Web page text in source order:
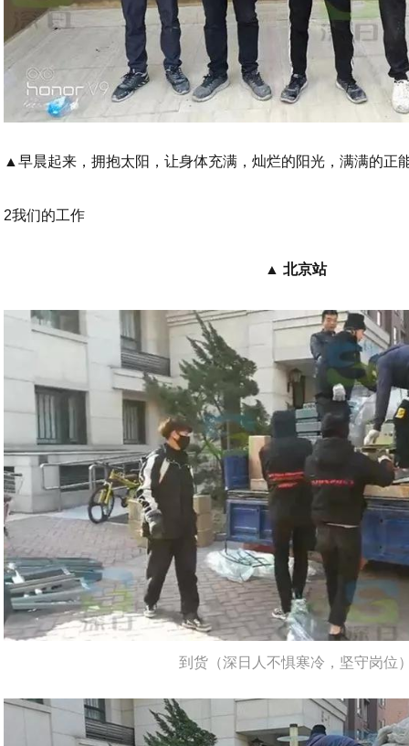
▲早晨起来，拥抱太阳，让身体充满，灿烂的阳光，满满的正
2我们的工作
▲ 北京站
到货（深日人不惧寒冷，坚守岗位